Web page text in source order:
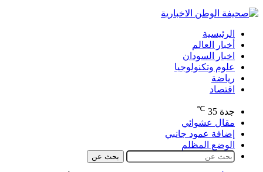
الرئيسية
أخبار العالم
اخبار السودان
علوم وتكنولوجيا
رياضة
اقتصاد
جدة 35
℃
مقال عشوائي
إضافة عمود جانبي
الوضع المظلم
بحث عن